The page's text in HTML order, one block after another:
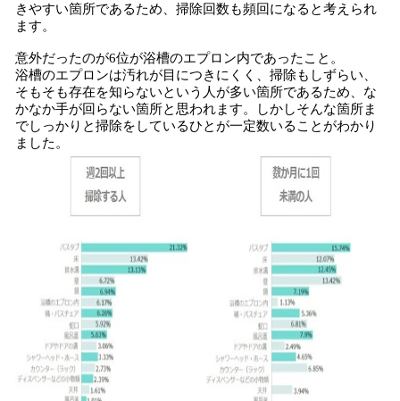
きやすい箇所であるため、掃除回数も頻回になると考えられ
ます。
意外だったのが6位が浴槽のエプロン内であったこと。
浴槽のエプロンは汚れが目につきにくく、掃除もしずらい、
そもそも存在を知らないという人が多い箇所であるため、な
かなか手が回らない箇所と思われます。しかしそんな箇所ま
でしっかりと掃除をしているひとが一定数いることがわかり
ました。